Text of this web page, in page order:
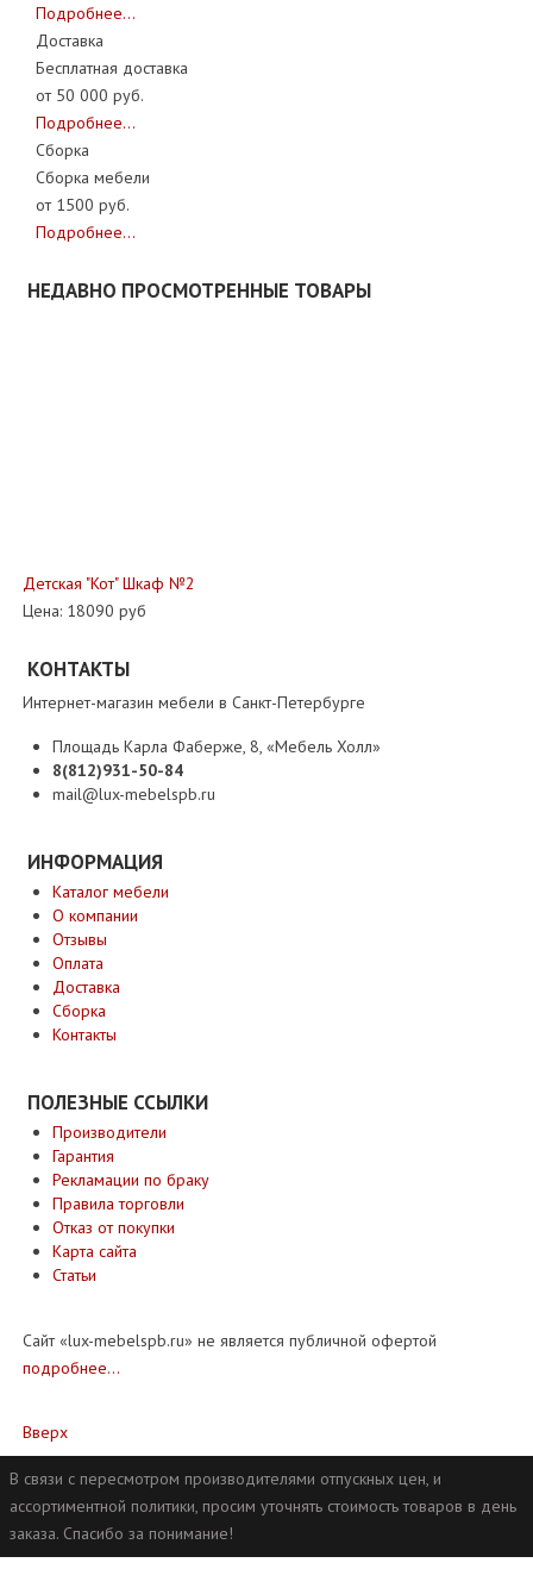
Подробнее...
Доставка
Бесплатная доставка
от 50 000 руб.
Подробнее...
Сборка
Сборка мебели
от 1500 руб.
Подробнее...
НЕДАВНО ПРОСМОТРЕННЫЕ ТОВАРЫ
Детская "Кот" Шкаф №2
Цена: 18090 руб
КОНТАКТЫ
Интернет-магазин мебели в Санкт-Петербурге
Площадь Карла Фаберже, 8, «Мебель Холл»
8(812)931-50-84
mail@lux-mebelspb.ru
ИНФОРМАЦИЯ
Каталог мебели
О компании
Отзывы
Оплата
Доставка
Сборка
Контакты
ПОЛЕЗНЫЕ ССЫЛКИ
Производители
Гарантия
Рекламации по браку
Правила торговли
Отказ от покупки
Карта сайта
Статьи
Сайт «lux-mebelspb.ru» не является публичной офертой
подробнее...
Вверх
В связи с пересмотром производителями отпускных цен, и
ассортиментной политики, просим уточнять стоимость товаров в день
заказа. Спасибо за понимание!